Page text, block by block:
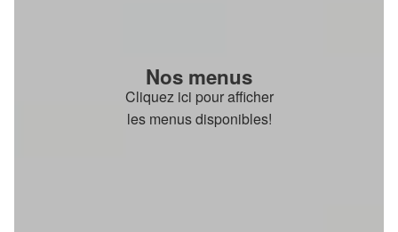
Nos menus
Cliquez ici pour afficher
les menus disponibles!